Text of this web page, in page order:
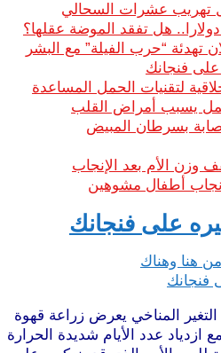
تهريب عشرات السحالي
تهدئة “حرب الفيلة” مع البشر
على فنجانك
لتقنيات الحمل المساعدة
يسبب أمراض القلب
بسرطان المبيض
وزن الأم بعد الإنجاب
أطفال مشوهين
على فنجانك
من هنا وهناك
المناخي يعرض زراعة قهوة
ازدياد عدد الأيام شديدة الحرارة